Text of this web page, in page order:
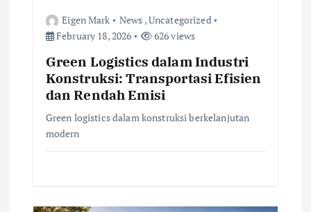
Eigen Mark News ,Uncategorized
February 18, 2026
626 views
Green Logistics dalam Industri
Konstruksi: Transportasi Efisien
dan Rendah Emisi
Green logistics dalam konstruksi berkelanjutan
modern